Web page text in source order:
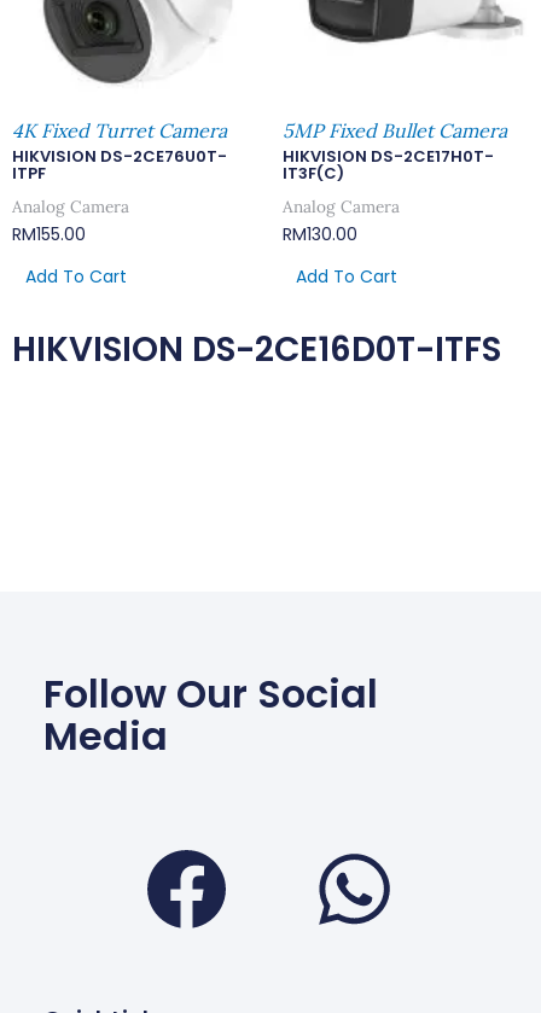
4K Fixed Turret Camera
HIKVISION DS-2CE76U0T-
ITPF
Analog Camera
RM155.00
Add To Cart
5MP Fixed Bullet Camera
HIKVISION DS-2CE17H0T-
IT3F(C)
Analog Camera
RM130.00
Add To Cart
HIKVISION DS-2CE16D0T-ITFS
Follow Our Social
Media
Facebook